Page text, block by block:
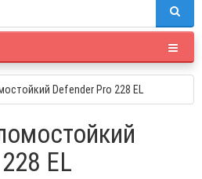
Defender Pro 228 EL
EL